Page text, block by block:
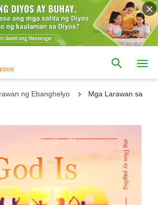
ng Ebanghelyo
Mga Larawan sa